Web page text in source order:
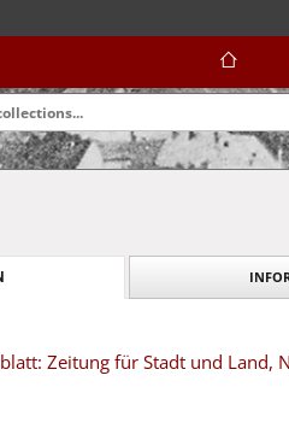
Zeitung für Stadt und Land,